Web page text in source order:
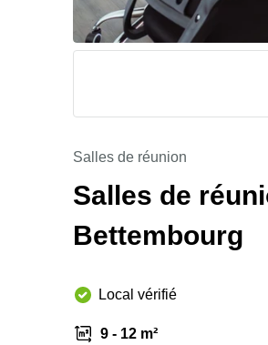
Salles de réunion
Salles de
Bettembourg
Local vérifié
9 - 12 m²